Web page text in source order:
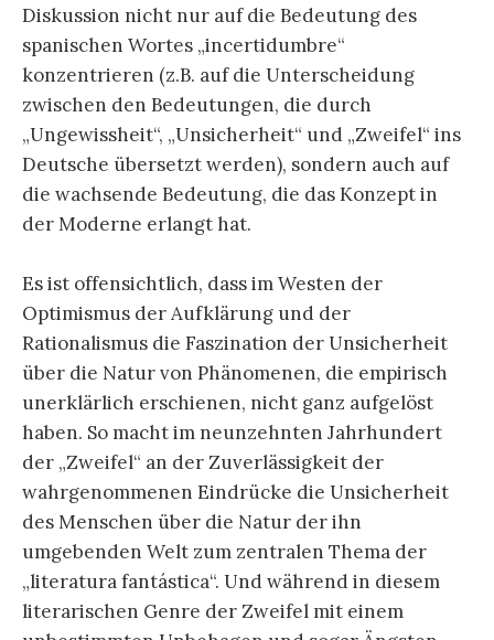
Diskussion nicht nur auf die Bedeutung des
spanischen Wortes „incertidumbre“
konzentrieren (z.B. auf die Unterscheidung
zwischen den Bedeutungen, die durch
„Ungewissheit“, „Unsicherheit“ und „Zweifel“ ins
Deutsche übersetzt werden), sondern auch auf
die wachsende Bedeutung, die das Konzept in
der Moderne erlangt hat.
Es ist offensichtlich, dass im Westen der
Optimismus der Aufklärung und der
Rationalismus die Faszination der Unsicherheit
über die Natur von Phänomenen, die empirisch
unerklärlich erschienen, nicht ganz aufgelöst
haben. So macht im neunzehnten Jahrhundert
der „Zweifel“ an der Zuverlässigkeit der
wahrgenommenen Eindrücke die Unsicherheit
des Menschen über die Natur der ihn
umgebenden Welt zum zentralen Thema der
„literatura fantástica“. Und während in diesem
literarischen Genre der Zweifel mit einem